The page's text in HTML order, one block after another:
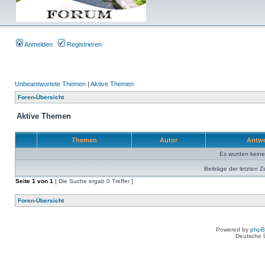
Anmelden Registrieren
Unbeantwortete Themen | Aktive Themen
Foren-Übersicht
Aktive Themen
Themen Autor
Es wurden
Beiträge der letzten
Seite 1 von 1 [ Die Suche ergab 0 Treffer ]
Foren-Übersicht
Powered by
Deutsche